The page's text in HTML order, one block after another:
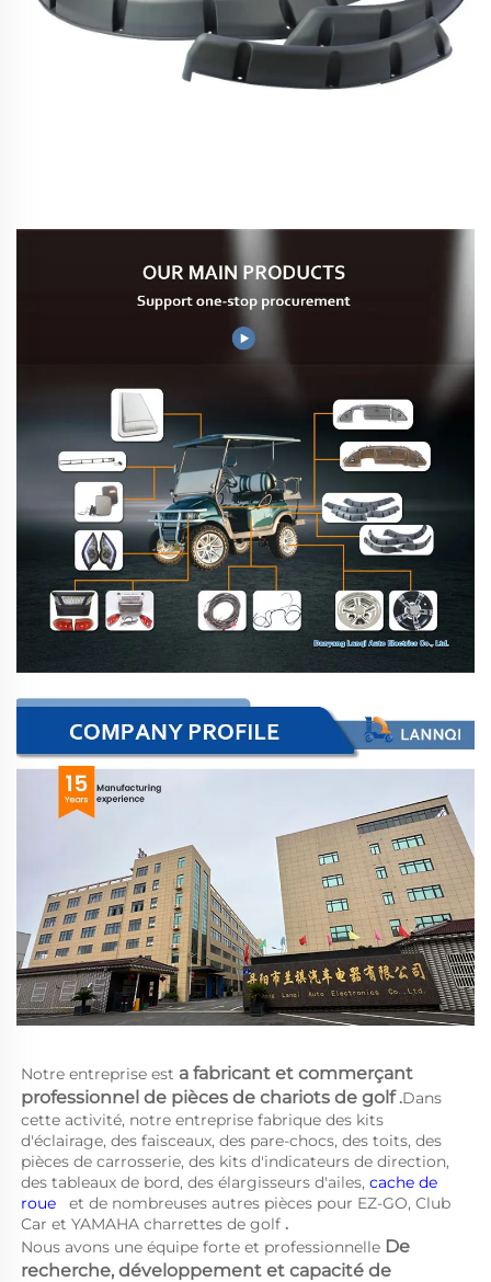
Notre entreprise est a fabricant et commerçant
professionnel de pièces de chariots de golf .Dans
cette activité, notre entreprise fabrique des kits
d'éclairage, des faisceaux, des pare-chocs, des toits, des
pièces de carrosserie, des kits d'indicateurs de direction,
des tableaux de bord, des élargisseurs d'ailes, cache de
roue et de nombreuses autres pièces pour EZ-GO, Club
Car et YAMAHA charrettes de golf .
Nous avons une équipe forte et professionnelle De
recherche, développement et capacité de